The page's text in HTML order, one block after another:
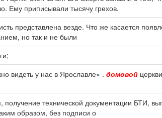
Ему приписывали тысячу грехов.
представлена везде. Что же касается
но так и не были
видеть у нас в Ярославле» . домовой
технической документации БТИ,
образом, без подписи о